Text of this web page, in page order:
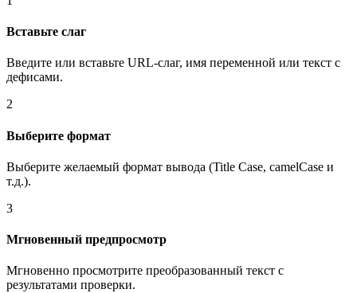
Вставьте слаг
Введите или вставьте URL-слаг, имя переменной или текст с
дефисами.
2
Выберите формат
Выберите желаемый формат вывода (Title Case, camelCase и
т.д.).
3
Мгновенный предпросмотр
Мгновенно просмотрите преобразованный текст с
результатами проверки.